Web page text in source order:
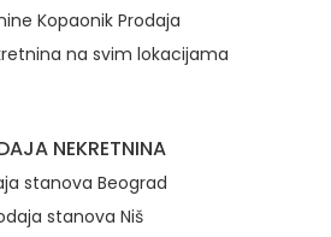
Kopaonik Prodaja
na svim lokacijama
NEKRETNINA
stanova Beograd
stanova Niš